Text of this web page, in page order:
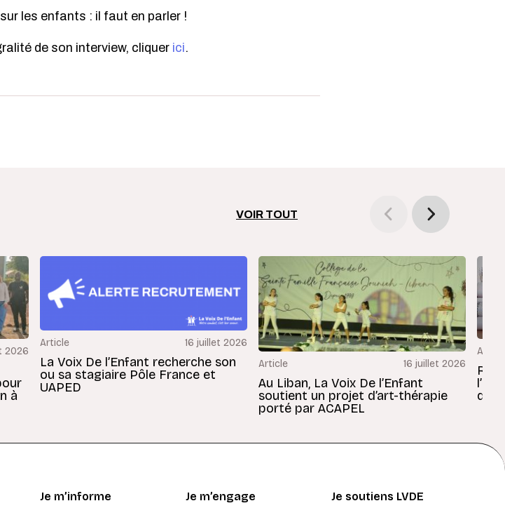
les enfants : il faut en parler !
de son interview, cliquer ici.
VOIR TOUT
2026
à
Article 16 juillet 2026
La Voix De l’Enfant recherche son
ou sa stagiaire Pôle France et
UAPED
Article 16 juillet 2026
Au Liban, La Voix De l’Enfant
soutient un projet d’art-thérapie
porté par ACAPEL
Je m’informe Je m’engage Je soutiens LVDE